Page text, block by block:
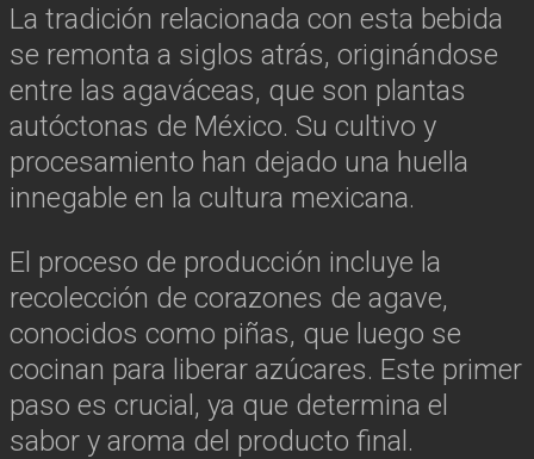
La tradición relacionada con esta bebida
se remonta a siglos atrás, originándose
entre las agaváceas, que son plantas
autóctonas de México. Su cultivo y
procesamiento han dejado una huella
innegable en la cultura mexicana.
El proceso de producción incluye la
recolección de corazones de agave,
conocidos como piñas, que luego se
cocinan para liberar azúcares. Este primer
paso es crucial, ya que determina el
sabor y aroma del producto final.